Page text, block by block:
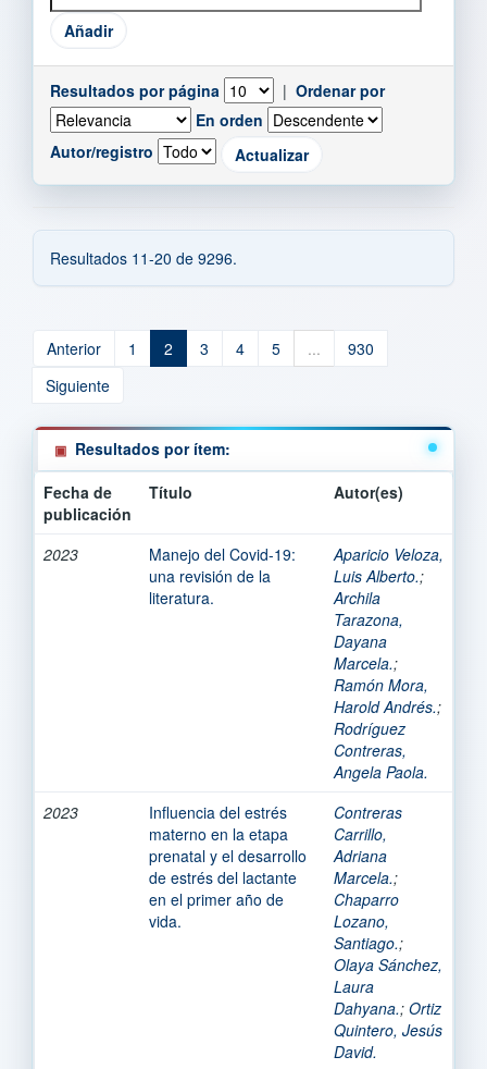
Resultados por página | Ordenar por
En orden
Autor/registro
Resultados 11-20 de 9296.
Anterior 1 2 3 4 5 ...
930
Siguiente
Resultados por ítem:
Fecha de
publicación
Título Autor(es)
2023
Manejo del Covid-19:
una revisión de la
literatura.
Aparicio Veloza,
Luis Alberto.;
Archila
Tarazona,
Dayana
Marcela.;
Ramón Mora,
Harold Andrés.;
Rodríguez
Contreras,
Angela Paola.
2023
Influencia del estrés
materno en la etapa
prenatal y el desarrollo
de estrés del lactante
en el primer año de
vida.
Contreras
Carrillo,
Adriana
Marcela.;
Chaparro
Lozano,
Santiago.;
Olaya Sánchez,
Laura
Dahyana.; Ortiz
Quintero, Jesús
David.